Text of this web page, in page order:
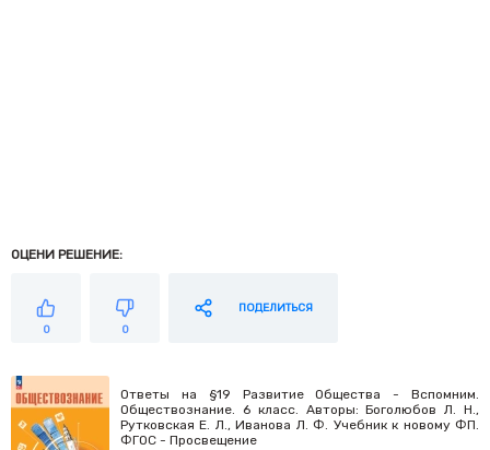
ОЦЕНИ РЕШЕНИЕ:
0 0
ПОДЕЛИТЬСЯ
Ответы на §19 Развитие Общества - Вспомним.
Обществознание. 6 класс. Авторы: Боголюбов Л. Н.,
Рутковская Е. Л., Иванова Л. Ф. Учебник к новому ФП.
ФГОС - Просвещение